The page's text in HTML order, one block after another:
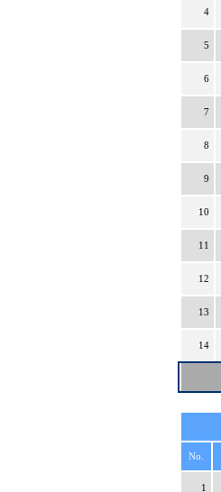
4
5
6
7
8
9
10
11
12
13
14
No.
1